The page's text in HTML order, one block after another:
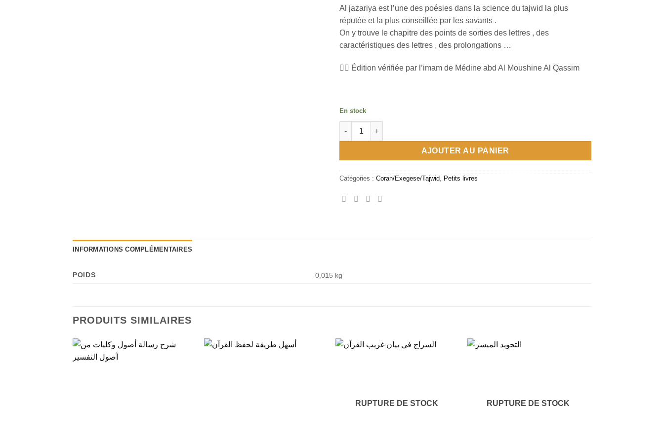
Al jazariya est l’une des poésies dans la science du tajwid la plus
réputée et la plus conseillée par les savants .
On y trouve le chapitre des points de sorties des lettres , des
caractéristiques des lettres , des prolongations …
✍🏼 Édition vérifiée par l’imam de Médine abd Al Moushine Al Qassim
En stock
AJOUTER AU PANIER
Catégories : Coran/Exegese/Tajwid Petits livres
INFORMATIONS COMPLÉMENTAIRES
POIDS 0,015 kg
PRODUITS SIMILAIRES
RUPTURE DE STOCK RUPTURE DE STOCK